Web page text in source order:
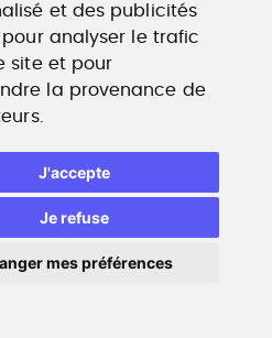
et des publicités
pour analyser le trafic
site et pour
la provenance de
J'accepte
Je refuse
mes préférences
formation.com
professionnel
coaching, techniques de
entretien conseil.
competences.com
culturel, une cvthèque de
unique de professionnels.
cabinet-recrutement